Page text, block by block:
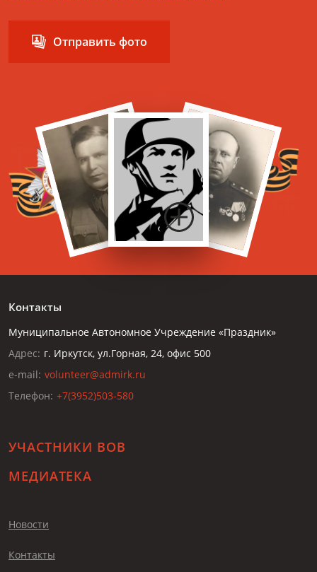
Отправить фото
Контакты
Муниципальное Автономное Учреждение «Праздник»
Адрес: г. Иркутск, ул.Горная, 24, офис 500
e-mail: volunteer@admirk.ru
Телефон: +7(3952)503-580
УЧАСТНИКИ ВОВ
МЕДИАТЕКА
Новости
Контакты